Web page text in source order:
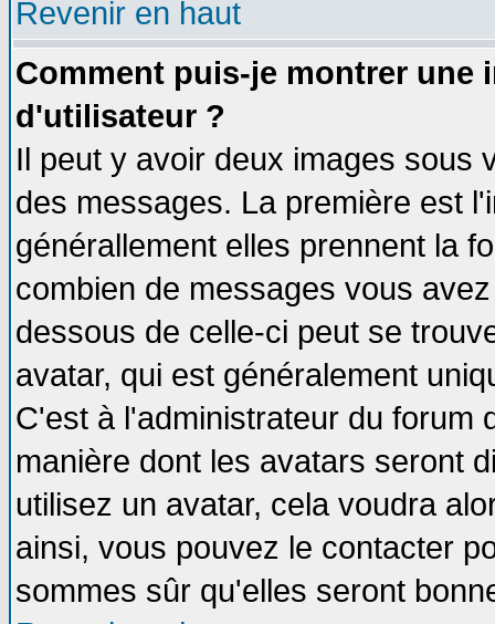
Revenir en haut
Comment puis-je montrer une
d'utilisateur ?
Il peut y avoir deux images sous
des messages. La première est
générallement elles prennent la
combien de messages vous
dessous de celle-ci peut se
avatar, qui est généralement
C'est à l'administrateur du forum
manière dont les avatars seront
utilisez un avatar, cela voudra
ainsi, vous pouvez le contacter
sommes sûr qu'elles seront